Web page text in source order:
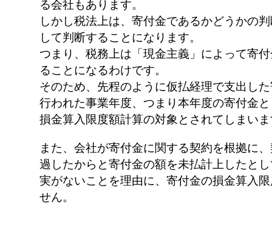
る会社もあります。
しかし税法上は、寄付金であるかどうかの
して判断することになります。
つまり、税務上は「現金主義」によって寄
ることになるわけです。
そのため、先程のように仮払経理で支出し
行われた事業年度、つまり本年度の寄付金
損金算入限度額計算の対象とされてしまい
また、会社が寄付金に関する契約を根拠に
過したからと寄付金の額を未払計上したと
実がないことを理由に、寄付金の損金算入
せん。